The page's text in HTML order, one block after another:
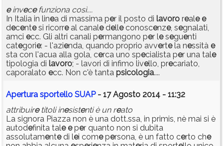
einvecefunziona così....
In Italia in linea di massima per il posto di lavoro reale e
decentesi ricorreal canaledelleconoscenze, segnalati,
amci ecc. Gli altri canali permangono per leseguenti
categorie: - l'azienda, quando proprio avvertela nessità e
sta con l'acua alla gola, cerca uno specialista per una tale
tipologia di lavoro; - lavori di infimo livello, precariato,
caporalato ecc. Non c'è tanta psicologia....
Apertura sportello SUAP- 17 Agosto 2014 - 11:32
attribuiretitoli inesistenti è un reato
La signora Piazza non è una dott.ssa, in primis, nè mai si è
autodefinita tale eper quanto non si dubita
assolutamentedi lei comepersona, è un fatto certo che